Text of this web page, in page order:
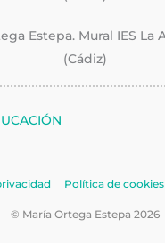
Política de cookies
© María Ortega Estepa 2026